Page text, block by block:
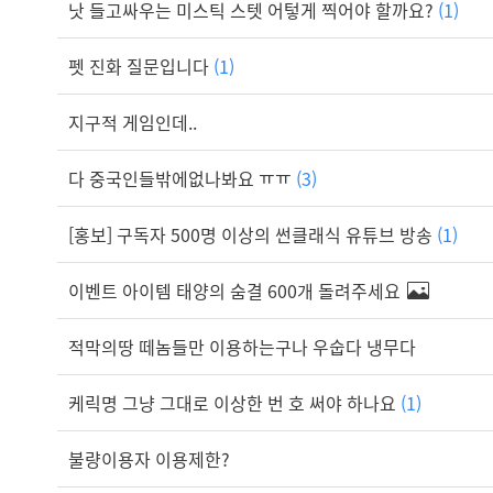
낫 들고싸우는 미스틱 스텟 어텋게 찍어야 할까요? (1)
펫 진화 질문입니다 (1)
지구적 게임인데..
다 중국인들밖에없나봐요 ㅠㅠ (3)
[홍보] 구독자 500명 이상의 썬클래식 유튜브 방송 (1)
이벤트 아이템 태양의 숨결 600개 돌려주세요
적막의땅 떼놈들만 이용하는구나 우숩다 냉무다
케릭명 그냥 그대로 이상한 번 호 써야 하나요 (1)
불량이용자 이용제한?